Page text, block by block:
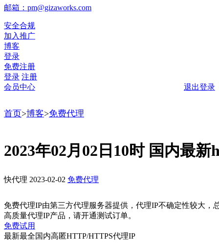
邮箱：pm@gizaworks.com
安全合规
加入推广
博客
登录
免费注册
登录 注册
会员中心
退出登录
首页>博客>免费代理
2023年02月02日10时 国内最
快代理 2023-02-02 免费代理
免费代理IP由第三方代理服务器提供，代理IP不确定性较大，
高质量代理IP产品，请开通测试订单。
免费试用
最新最全国内高匿HTTP/HTTPS代理IP